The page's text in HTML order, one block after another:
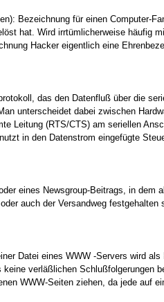
Bezeichnung für einen Computer-
hat. Wird irrtümlicherweise häufig
Hacker eigentlich eine
das den Datenfluß über die
unterscheidet dabei zwischen
Leitung (RTS/CTS) am seriellen
in den Datenstrom eingefügte
eines Newsgroup-Beitrags, in dem
auch der Versandweg festgehalten
Datei eines WWW -Servers wird
keine verläßlichen Schlußfolgerungen
WWW-Seiten ziehen, da jede auf